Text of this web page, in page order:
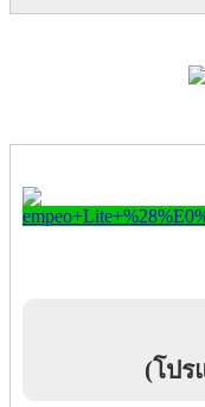
(โปร